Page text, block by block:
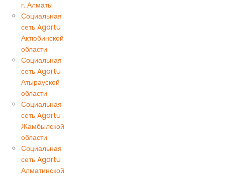
г. Алматы
Социальная
сеть Agartu
Актюбинской
области
Социальная
сеть Agartu
Атырауской
области
Социальная
сеть Agartu
Жамбылской
области
Социальная
сеть Agartu
Алматинской